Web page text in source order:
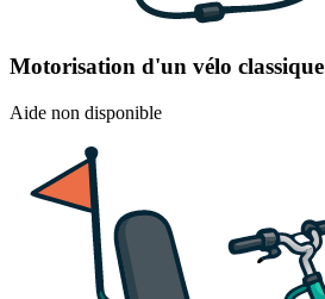
Motorisation d'un vélo classique
Aide non disponible